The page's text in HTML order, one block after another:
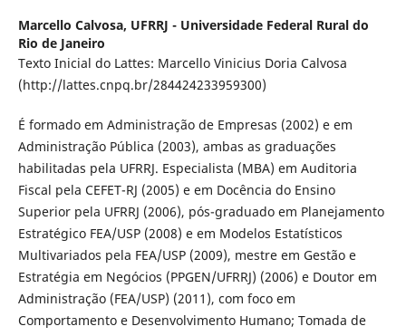
Marcello Calvosa, UFRRJ - Universidade Federal Rural do
Rio de Janeiro
Texto Inicial do Lattes: Marcello Vinicius Doria Calvosa
(http://lattes.cnpq.br/284424233959300)
É formado em Administração de Empresas (2002) e em
Administração Pública (2003), ambas as graduações
habilitadas pela UFRRJ. Especialista (MBA) em Auditoria
Fiscal pela CEFET-RJ (2005) e em Docência do Ensino
Superior pela UFRRJ (2006), pós-graduado em Planejamento
Estratégico FEA/USP (2008) e em Modelos Estatísticos
Multivariados pela FEA/USP (2009), mestre em Gestão e
Estratégia em Negócios (PPGEN/UFRRJ) (2006) e Doutor em
Administração (FEA/USP) (2011), com foco em
Comportamento e Desenvolvimento Humano; Tomada de